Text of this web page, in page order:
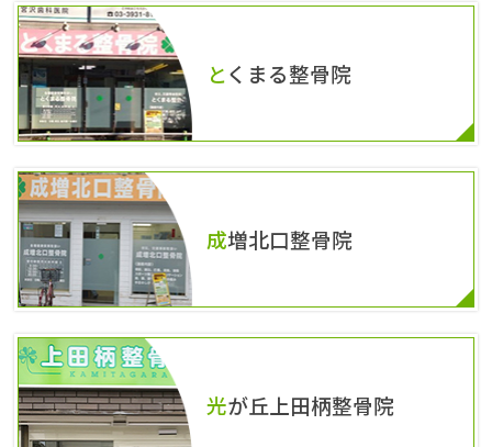
とくまる整骨院
成増北口整骨院
光が丘上田柄整骨院